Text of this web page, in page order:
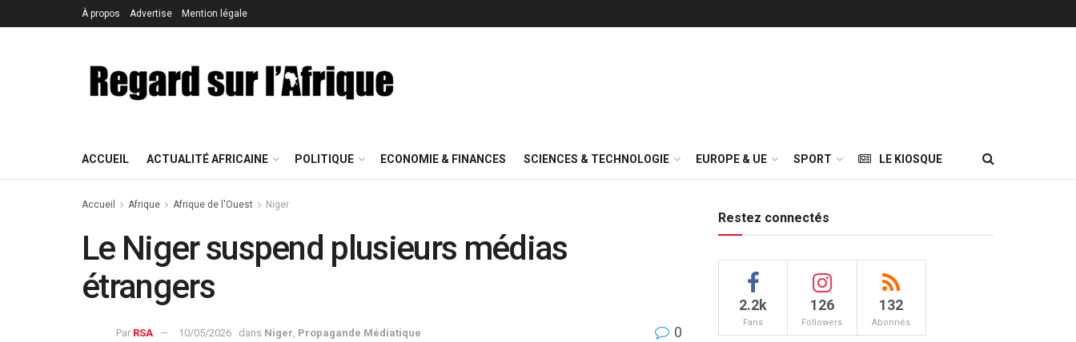
À propos Advertise Mention légale
ACCUEIL ACTUALITÉ AFRICAINE POLITIQUE ECONOMIE & FINANCES SCIENCES & TECHNOLOGIE EUROPE & UE SPORT LE KIOSQUE
Accueil Afrique Afrique de l'Ouest Niger
Le Niger suspend plusieurs médias
étrangers
Par RSA 10/05/2026 dans Niger Propagande Médiatique 0
Restez connectés
2.2k
Fans
126
Followers
132
Abonnés